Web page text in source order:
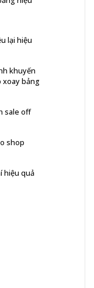
lại hiệu
khuyến
xoay bảng
sale off
shop
hiệu quả